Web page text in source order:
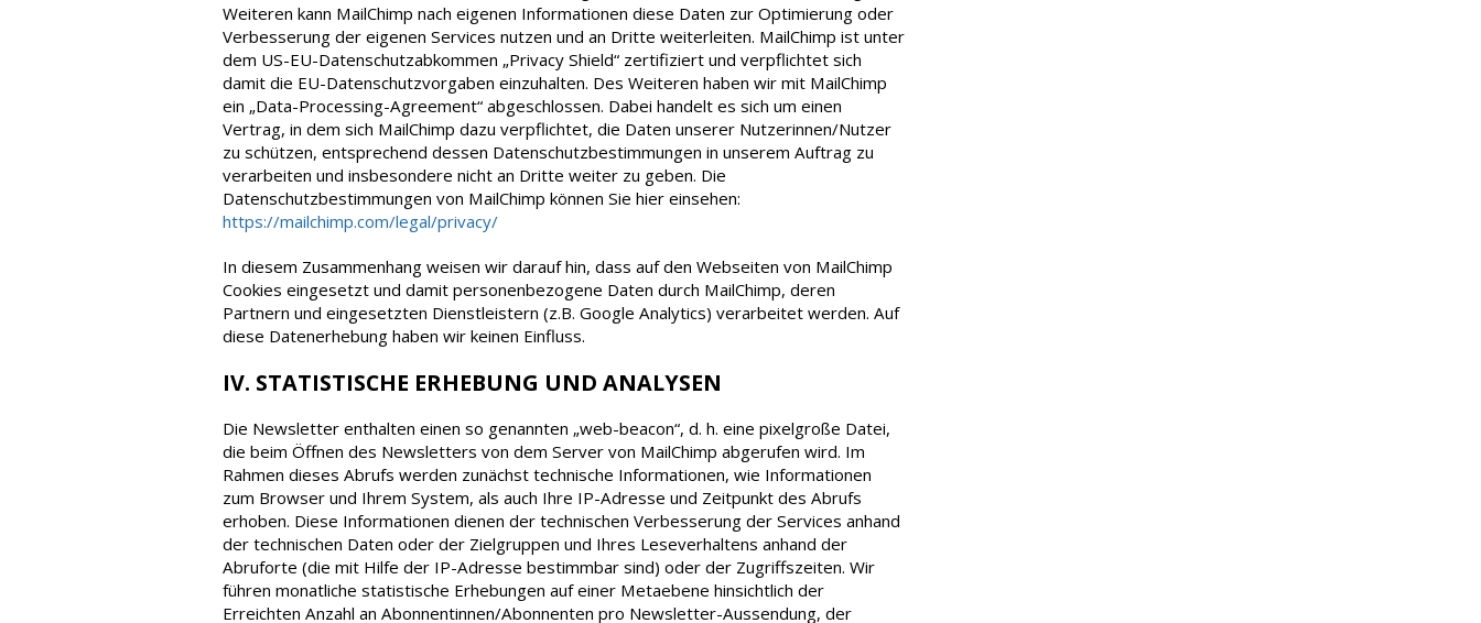
Weiteren kann MailChimp nach eigenen Informationen diese Daten zur Optimierung oder
Verbesserung der eigenen Services nutzen und an Dritte weiterleiten. MailChimp ist unter
dem US-EU-Datenschutzabkommen „Privacy Shield“ zertifiziert und verpflichtet sich
damit die EU-Datenschutzvorgaben einzuhalten. Des Weiteren haben wir mit MailChimp
ein „Data-Processing-Agreement“ abgeschlossen. Dabei handelt es sich um einen
Vertrag, in dem sich MailChimp dazu verpflichtet, die Daten unserer Nutzerinnen/Nutzer
zu schützen, entsprechend dessen Datenschutzbestimmungen in unserem Auftrag zu
verarbeiten und insbesondere nicht an Dritte weiter zu geben. Die
Datenschutzbestimmungen von MailChimp können Sie hier einsehen:
https://mailchimp.com/legal/privacy/
In diesem Zusammenhang weisen wir darauf hin, dass auf den Webseiten von MailChimp
Cookies eingesetzt und damit personenbezogene Daten durch MailChimp, deren
Partnern und eingesetzten Dienstleistern (z.B. Google Analytics) verarbeitet werden. Auf
diese Datenerhebung haben wir keinen Einfluss.
IV. STATISTISCHE ERHEBUNG UND ANALYSEN
Die Newsletter enthalten einen so genannten „web-beacon“, d. h. eine pixelgroße Datei,
die beim Öffnen des Newsletters von dem Server von MailChimp abgerufen wird. Im
Rahmen dieses Abrufs werden zunächst technische Informationen, wie Informationen
zum Browser und Ihrem System, als auch Ihre IP-Adresse und Zeitpunkt des Abrufs
erhoben. Diese Informationen dienen der technischen Verbesserung der Services anhand
der technischen Daten oder der Zielgruppen und Ihres Leseverhaltens anhand der
Abruforte (die mit Hilfe der IP-Adresse bestimmbar sind) oder der Zugriffszeiten. Wir
führen monatliche statistische Erhebungen auf einer Metaebene hinsichtlich der
Erreichten Anzahl an Abonnentinnen/Abonnenten pro Newsletter-Aussendung, der